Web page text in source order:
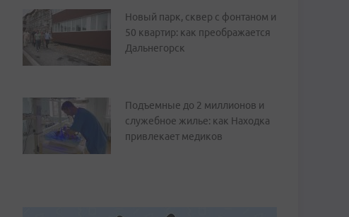
Новый парк, сквер с фонтаном и
50 квартир: как преображается
Дальнегорск
Подъемные до 2 миллионов и
служебное жилье: как Находка
привлекает медиков